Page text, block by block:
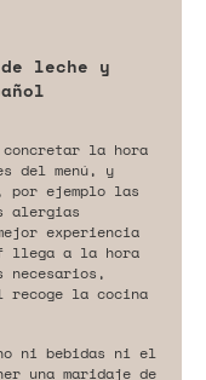
leche y
concretar la hora
del menú, y
por ejemplo las
alergias
experiencia
llega a la hora
necesarios,
la cocina
ni bebidas ni el
una maridaje de